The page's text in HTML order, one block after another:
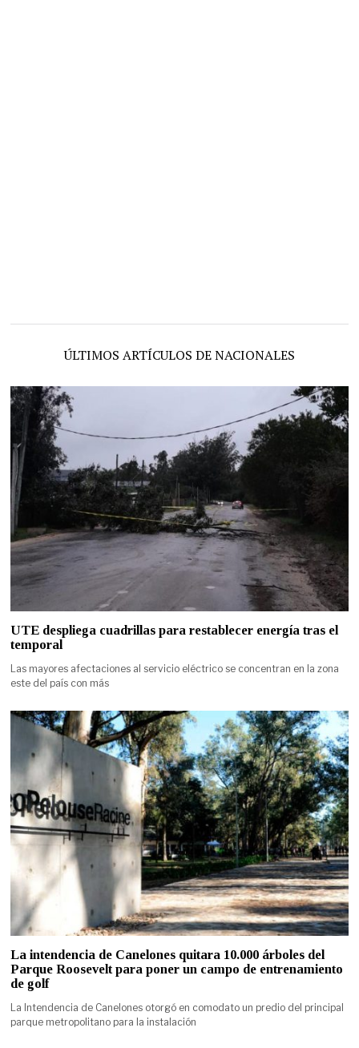
ÚLTIMOS ARTÍCULOS DE NACIONALES
UTE despliega cuadrillas para restablecer energía tras el
temporal
Las mayores afectaciones al servicio eléctrico se concentran en la zona
este del país con más
La intendencia de Canelones quitara 10.000 árboles del
Parque Roosevelt para poner un campo de entrenamiento
de golf
La Intendencia de Canelones otorgó en comodato un predio del principal
parque metropolitano para la instalación